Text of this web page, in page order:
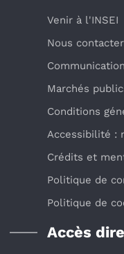
Venir à l'INSEI
Nous contacter
Marchés
Conditions
Accessibilité :
Crédits et
Politique de
Politique de
Accès